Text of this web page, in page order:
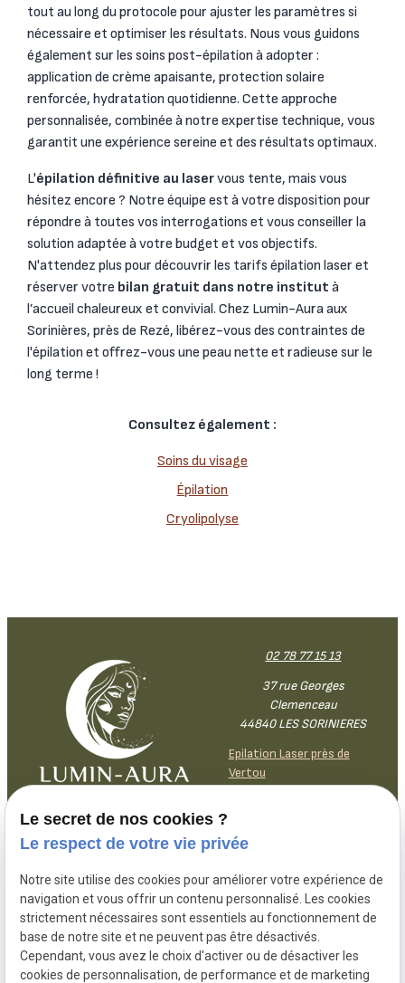
tout au long du protocole pour ajuster les paramètres si
nécessaire et optimiser les résultats. Nous vous guidons
également sur les soins post-épilation à adopter :
application de crème apaisante, protection solaire
renforcée, hydratation quotidienne. Cette approche
personnalisée, combinée à notre expertise technique, vous
garantit une expérience sereine et des résultats optimaux.
L'épilation définitive au laservous tente, mais vous
hésitez encore ? Notre équipe est à votre disposition pour
répondre à toutes vos interrogations et vous conseiller la
solution adaptée à votre budget et vos objectifs.
N'attendez plus pour découvrir les tarifs épilation laser et
réserver votre bilan gratuit dans notre institut à
l’accueil chaleureux et convivial. Chez Lumin-Aura aux
Sorinières, près de Rezé, libérez-vous des contraintes de
l'épilation et offrez-vous une peau nette et radieuse sur le
long terme !
Consultez également :
Soins du visage
Épilation
Cryolipolyse
02 78 77 15 13
37 rue Georges
Clemenceau
44840 LES SORINIERES
Epilation Laser près de
Vertou
9h30-
Mercredi 9h30-12h30 /13h30-18h30
Jeudi
9h30-12h30 /13h30-18h30
Vendredi
9h30-18h30
Samedi
9h30-14h
Dimanche
Fermé
Le secret de nos cookies ?
Le respect de votre vie privée
Notre site utilise des cookies pour améliorer votre expérience de
navigation et vous offrir un contenu personnalisé. Les cookies
strictement nécessaires sont essentiels au fonctionnement de
base de notre site et ne peuvent pas être désactivés.
Cependant, vous avez le choix d'activer ou de désactiver les
cookies de personnalisation, de performance et de marketing